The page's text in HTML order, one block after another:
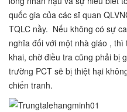
quốc gia của các sĩ quan
TQLC nầy. Nếu không có sự
nghĩa đối với một nhà giáo ,
khai, chờ điều tra cũng phải bị
trường PCT sẽ bị thiệt hại
chiến tranh.